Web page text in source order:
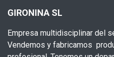
GIRONINA SL
Empresa multidisciplinar del
Vendemos y fabricamos